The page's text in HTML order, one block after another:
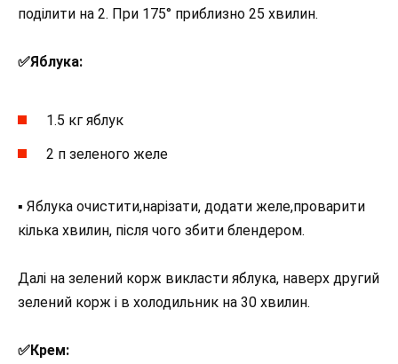
поділити на 2. При 175° приблизно 25 хвилин.
✅️Яблука:
1.5 кг яблук
2 п зеленого желе
▪︎ Яблука очистити,нарізати, додати желе,проварити
кілька хвилин, після чого збити блендером.
Далі на зелений корж викласти яблука, наверх другий
зелений корж і в холодильник на 30 хвилин.
✅️Крем: